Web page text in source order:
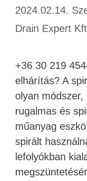
2024.02.14.
Drain Expert Kft
+36 30 219
elhárítás? A
olyan módszer,
rugalmas és
műanyag
spirált
lefolyókban